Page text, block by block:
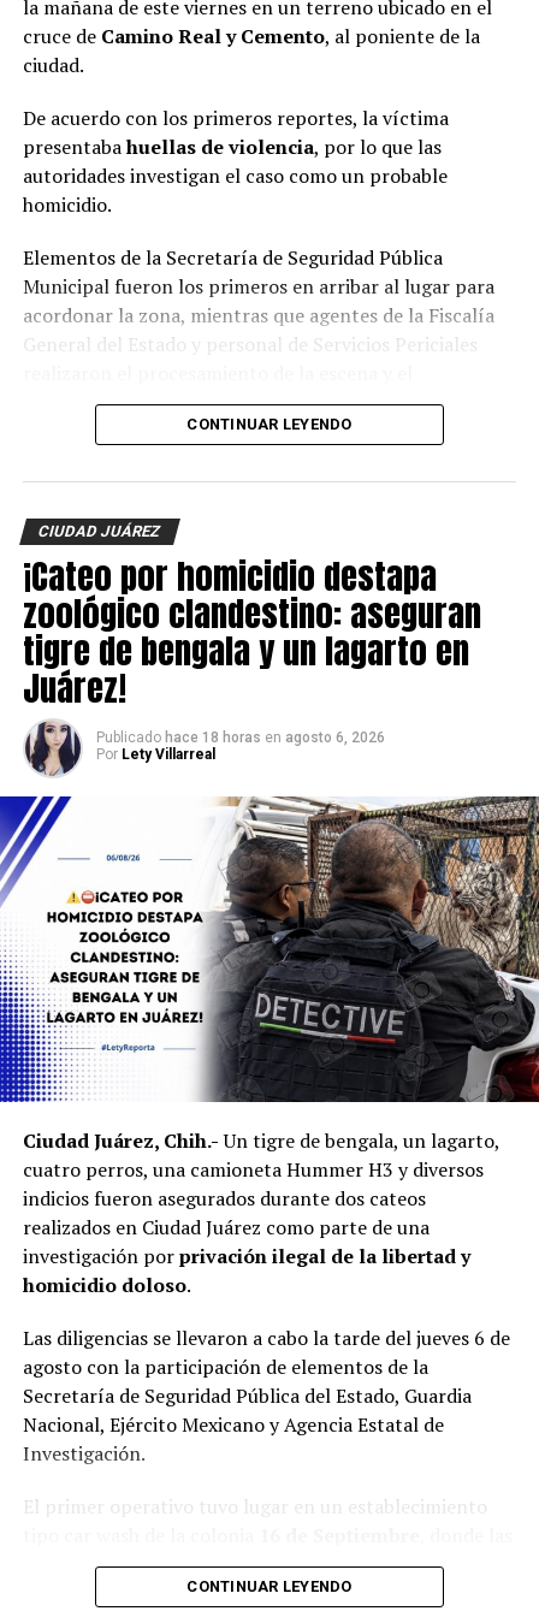
la mañana de este viernes en un terreno ubicado en el
cruce de Camino Real y Cemento, al poniente de la
ciudad.
De acuerdo con los primeros reportes, la víctima
presentabahuellas de violencia, por lo que las
autoridades investigan el caso como un probable
homicidio.
Elementos de la Secretaría de Seguridad Pública
Municipal fueron los primeros en arribar al lugar para
acordonar la zona, mientras que agentes de la Fiscalía
General del Estado y personal de Servicios Periciales
levantamiento de evidencias.
Hasta el momento, la identidad de la víctima no ha sido
revelada y las autoridades continúan con las
investigaciones para esclarecer el móvil del crimen y dar
con los responsables.
CONTINUAR LEYENDO
CIUDAD JUÁREZ
¡Cateo por homicidio destapa
zoológico clandestino: aseguran
tigre de bengala y un lagarto en
Juárez!
Publicado hace 18 horas en agosto 6, 2026
Por Lety Villarreal
Ciudad Juárez, Chih.-Un tigre de bengala, un lagarto,
cuatro perros, una camioneta Hummer H3 y diversos
indicios fueron asegurados durante dos cateos
realizados en Ciudad Juárez como parte de una
investigación porprivación ilegal de la libertad y
homicidio doloso.
Las diligencias se llevaron a cabo la tarde del jueves 6 de
agosto con la participación de elementos de la
Secretaría de Seguridad Pública del Estado, Guardia
Nacional, Ejército Mexicano y Agencia Estatal de
Investigación.
El primer operativo tuvo lugar en un establecimiento
autoridades localizaron al tigre de bengala dentro de
una jaula, además de un lagarto y cuatro perros.
CONTINUAR LEYENDO